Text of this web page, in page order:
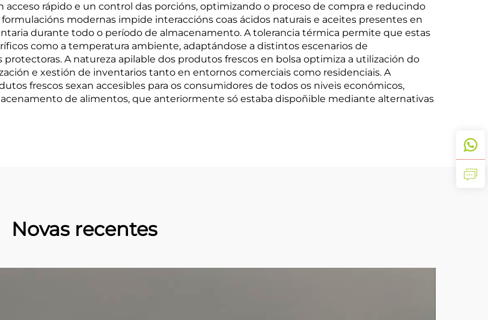
rápido e un control das porcións, optimizando o proceso de compra e reducindo
modernas impide interaccións coas ácidos naturais e aceites presentes en
durante todo o período de almacenamento. A tolerancia térmica permite que estas
como a temperatura ambiente, adaptándose a distintos escenarios de
A natureza apilable dos produtos frescos en bolsa optimiza a utilización do
e xestión de inventarios tanto en entornos comerciais como residenciais. A
frescos sexan accesibles para os consumidores de todos os niveis económicos,
de alimentos, que anteriormente só estaba dispoñible mediante alternativas
Novas recentes